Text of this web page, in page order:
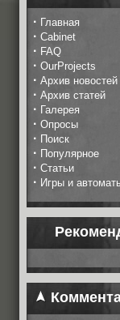
· Главная
· Cabinet
· FAQ
· OurProjects
· Архив новостей
· Архив статей
· Галерея
· Опросы
· Поиск
· Популярное
· Статьи
· Игры и